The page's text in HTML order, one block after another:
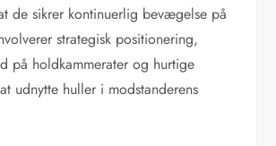
de sikrer kontinuerlig bevægelse på
strategisk positionering,
på holdkammerater og hurtige
udnytte huller i modstanderens